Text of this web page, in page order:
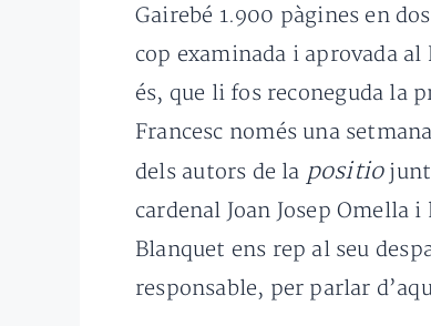
Gairebé 1.900 pàgines en
cop examinada i aprovada
és, que li fos reconeguda
Francesc només una
dels autors de la positio
cardenal Joan Josep Omella
Blanquet ens rep al seu
responsable, per parlar